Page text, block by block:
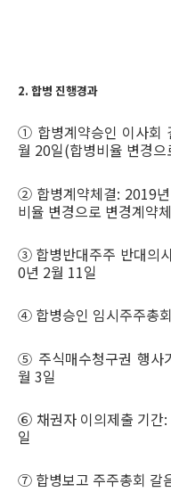
2. 합병 진행경과
① 합병계약승인 이사회
월 20일(합병비율 변경으
② 합병계약체결: 2019
비율 변경으로 변경계약
③ 합병반대주주 반대의
0년 2월 11일
④ 합병승인 임시주주총
⑤ 주식매수청구권 행사
월 3일
⑥ 채권자 이의제출 기간
일
⑦ 합병보고 주주총회 갈